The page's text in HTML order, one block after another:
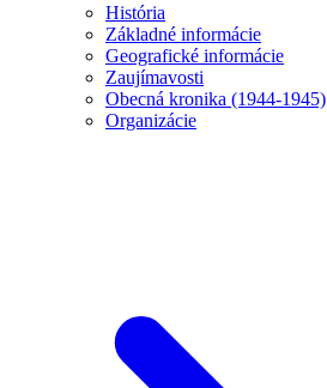
História
Základné informácie
Geografické informácie
Zaujímavosti
Obecná kronika (1944-1945)
Organizácie